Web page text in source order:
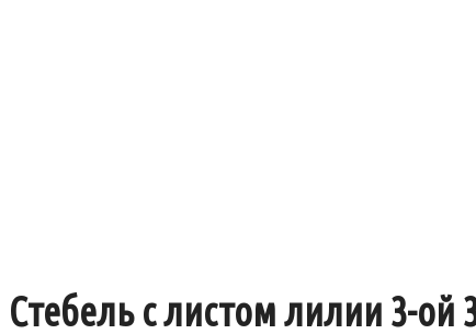
Стебель с листом лилии 3-ой